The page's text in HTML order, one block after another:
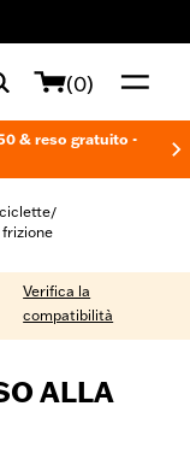
(0)
& reso gratuito -
/
Verifica la
compatibilità
ALLA